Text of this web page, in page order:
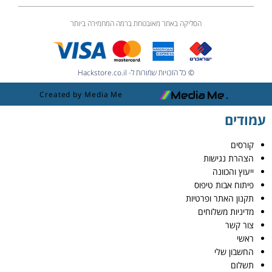
הסליקה באתר מאובטחת ברמה המחמירה ביותר
© כל הזכויות שמורות ל- Hackstore.co.il
Created by Media Me
עמודים
קורסים
הצהרת נגישות
ייעוץ והכוונה
פיתוח אבות טיפוס
תקנון האתר ופרטיות
מדיניות משלוחים
צור קשר
ראשי
החשבון שלי
תשלום